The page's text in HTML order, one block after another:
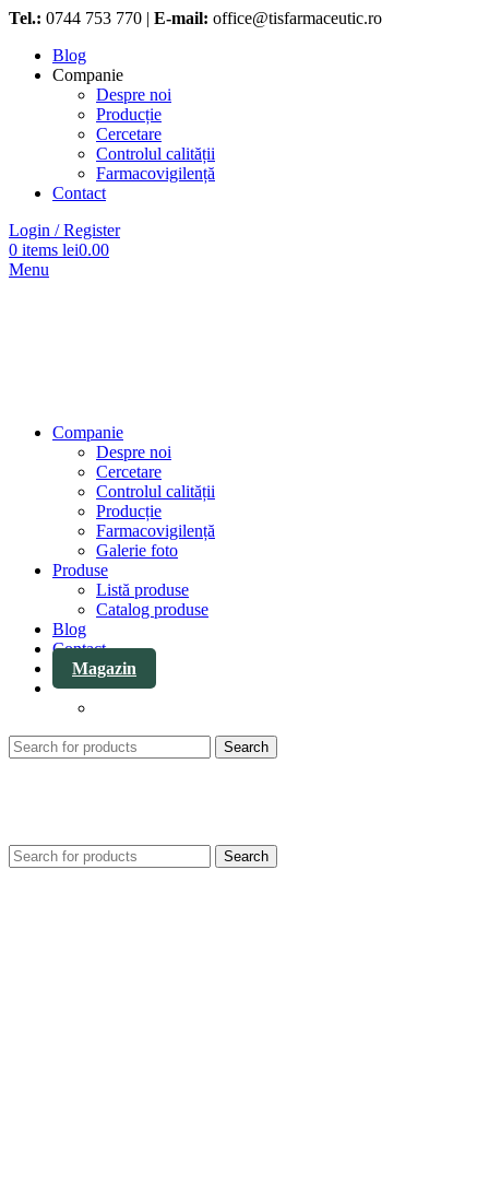
Tel.: 0744 753 770 | E-mail: office@tisfarmaceutic.ro
Blog
Companie
Despre noi
Producție
Cercetare
Controlul calității
Farmacovigilență
Contact
Login / Register
0 items lei0.00
Menu
Companie
Despre noi
Cercetare
Controlul calității
Producție
Farmacovigilență
Galerie foto
Produse
Listă produse
Catalog produse
Blog
Contact
Magazin
Search
Search